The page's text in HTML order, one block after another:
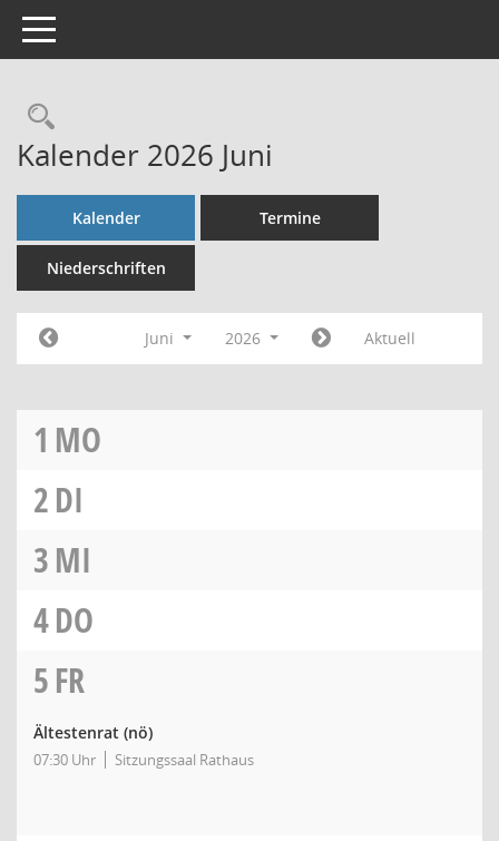
Toggle navigation
Rechercheauswahl
Kalender 2026 Juni
Kalender Termine
Niederschriften
Juni 2026 Aktuell
1 MO
2DI
3MI
4DO
5FR
Ältestenrat (nö)
07:30 Uhr Sitzungssaal Rathaus